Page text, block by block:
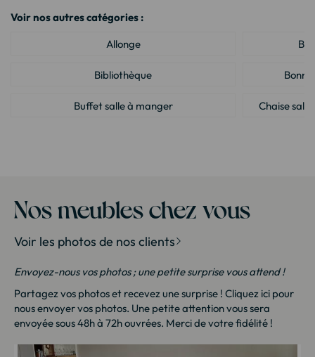
Voir nos autres catégories :
Allonge
Bibliothèque
Buffet salle à manger Chaise
Table salle à manger
Nos meubles chez vous
Voir les photos de nos clients
Envoyez-nous vos photos ; une petite surprise vous attend !
Partagez vos photos et recevez une surprise ! Cliquez ici pour
nous envoyer vos photos. Une petite attention vous sera
envoyée sous 48h à 72h ouvrées. Merci de votre fidélité !